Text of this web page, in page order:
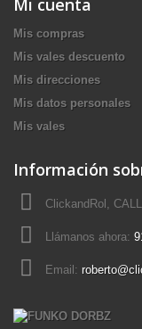
Mi cuenta
Mis compras
Mis vales descuento
Mis direcciones
Mis datos personales
Mis vales
Información
ClickandRol,
Llámanos ahora:
Email: